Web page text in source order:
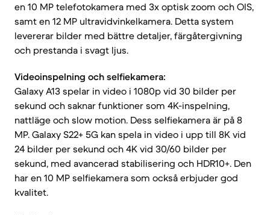
en 10 MP telefotokamera med 3x optisk zoom och OIS,
samt en 12 MP ultravidvinkelkamera. Detta system
levererar bilder med bättre detaljer, färgåtergivning
och prestanda i svagt ljus.
Videoinspelning och selfiekamera:
Galaxy A13 spelar in video i 1080p vid 30 bilder per
sekund och saknar funktioner som 4K-inspelning,
nattläge och slow motion. Dess selfiekamera är på 8
MP. Galaxy S22+ 5G kan spela in video i upp till 8K vid
24 bilder per sekund och 4K vid 30/60 bilder per
sekund, med avancerad stabilisering och HDR10+. Den
har en 10 MP selfiekamera som också erbjuder god
kvalitet.